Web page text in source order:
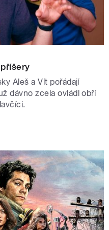
Aleš a Vít pořádají
dávno zcela ovládl obří